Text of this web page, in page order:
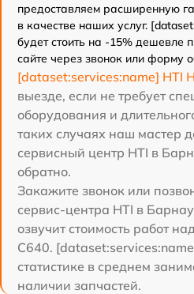
предоставляем расширенную
в качестве наших услуг.
будет стоить на -15% дешевле
сайте через звонок или форму
[dataset:services:name] HTI
выезде, если не требует
оборудования и
таких случаях наш мастер
сервисный центр HTI в
обратно.
Закажите звонок или
сервис-центра HTI в
озвучит стоимость работ
C640.
статистике в среднем
наличии запчастей.